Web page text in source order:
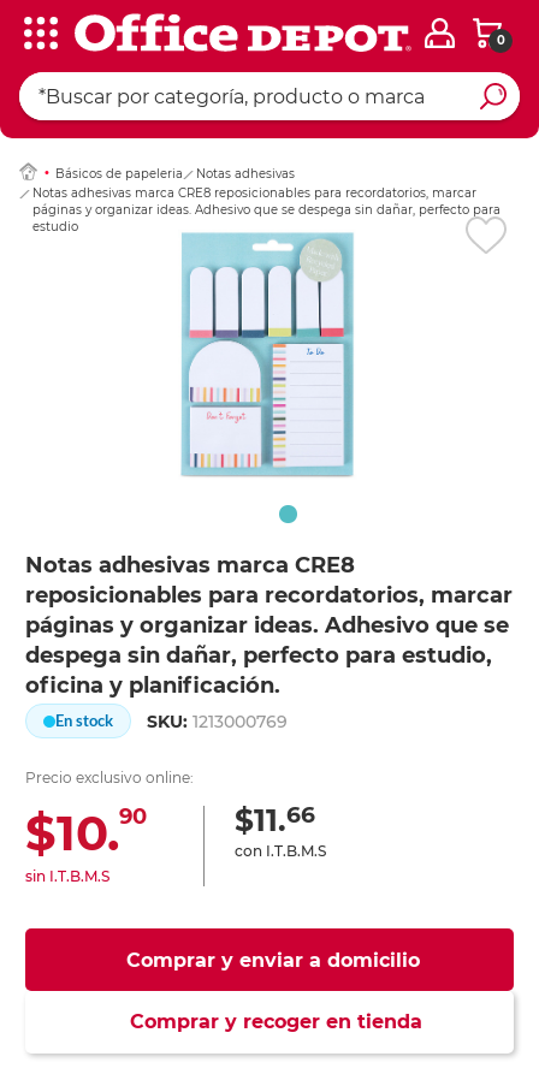
0
Básicos de papeleria
Notas adhesivas
Notas adhesivas marca CRE8 reposicionables para recordatorios, marcar
páginas y organizar ideas. Adhesivo que se despega sin dañar, perfecto para
estudio, oficina y planificación.
Notas adhesivas marca CRE8
reposicionables para recordatorios, marcar
páginas y organizar ideas. Adhesivo que se
despega sin dañar, perfecto para estudio,
oficina y planificación.
En stock SKU:1213000769
Precio exclusivo online:
$10.90
sin I.T.B.M.S
$11.66
con I.T.B.M.S
Comprar y enviar a domicilio
Comprar y recoger en tienda
Ingresar Codigo